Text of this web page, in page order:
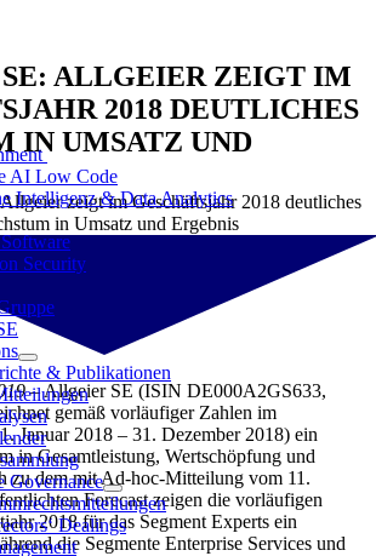
AI Low Code
Intelligenz & Data Analytics
Security
& Publikationen
Governance
Dealings
ALLGEIER ZEIGT IM
2018 DEUTLICHES
IN UMSATZ UND
zeigt im Geschäftsjahr 2018 deutliches
in Umsatz und Ergebnis
–Allgeier SE (ISIN DE000A2GS633,
gemäß vorläufiger Zahlen im
Januar 2018 – 31. Dezember 2018) ein
in Gesamtleistung, Wertschöpfung und
zu dem mit Ad-hoc-Mitteilung vom 11.
Forecast zeigen die vorläufigen
2018 für das Segment Experts ein
die Segmente Enterprise Services und